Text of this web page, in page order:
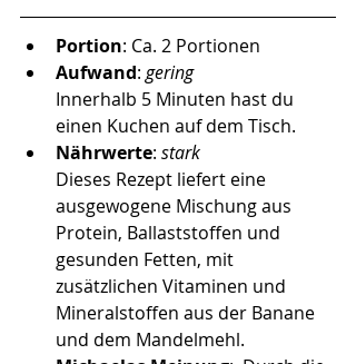
Portion: Ca. 2 Portionen
Aufwand: gering
Innerhalb 5 Minuten hast du
einen Kuchen auf dem Tisch.
Nährwerte: stark
Dieses Rezept liefert eine
ausgewogene Mischung aus
Protein, Ballaststoffen und
gesunden Fetten, mit
zusätzlichen Vitaminen und
Mineralstoffen aus der Banane
und dem Mandelmehl.